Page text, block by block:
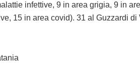
infettive, 9 in area grigia, 9 in
15 in area covid). 31 al Guzzardi